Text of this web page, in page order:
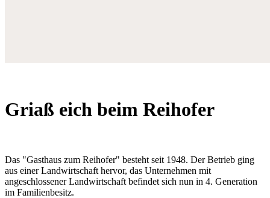
Griaß eich beim Reihofer
Das "Gasthaus zum Reihofer" besteht seit 1948. Der Betrieb ging
aus einer Landwirtschaft hervor, das Unternehmen mit
angeschlossener Landwirtschaft befindet sich nun in 4. Generation
im Familienbesitz.